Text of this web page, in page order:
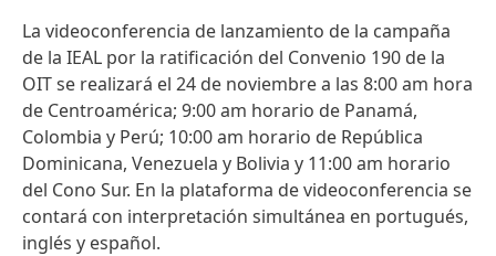
La videoconferencia de lanzamiento de la campaña
de la IEAL por la ratificación del Convenio 190 de la
OIT se realizará el 24 de noviembre a las 8:00 am hora
de Centroamérica; 9:00 am horario de Panamá,
Colombia y Perú; 10:00 am horario de República
Dominicana, Venezuela y Bolivia y 11:00 am horario
del Cono Sur. En la plataforma de videoconferencia se
contará con interpretación simultánea en portugués,
inglés y español.